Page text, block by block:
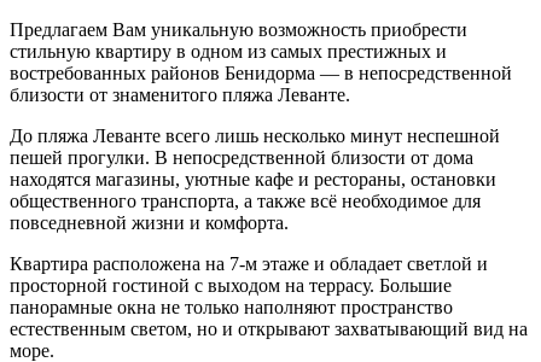
Предлагаем Вам уникальную возможность приобрести
стильную квартиру в одном из самых престижных и
востребованных районов Бенидорма — в непосредственной
близости от знаменитого пляжа Леванте.
До пляжа Леванте всего лишь несколько минут неспешной
пешей прогулки. В непосредственной близости от дома
находятся магазины, уютные кафе и рестораны, остановки
общественного транспорта, а также всё необходимое для
повседневной жизни и комфорта.
Квартира расположена на 7-м этаже и обладает светлой и
просторной гостиной с выходом на террасу. Большие
панорамные окна не только наполняют пространство
естественным светом, но и открывают захватывающий вид на
море.